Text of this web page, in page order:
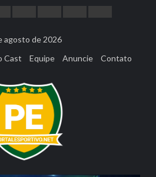
agosto de 2026
Cast Equipe Anuncie Contato